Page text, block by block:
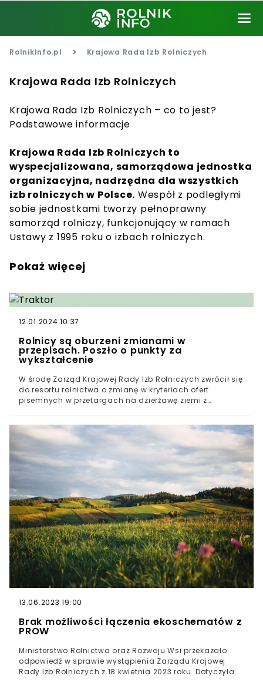
RolnikInfo.pl > Krajowa Rada Izb Rolniczych
Krajowa Rada Izb Rolniczych
Krajowa Rada Izb Rolniczych – co to jest?
Podstawowe informacje
Krajowa Rada Izb Rolniczych to
wyspecjalizowana, samorządowa jednostka
organizacyjna, nadrzędna dla wszystkich
izb rolniczych w Polsce. Wespół z podległymi
sobie jednostkami tworzy pełnoprawny
samorząd rolniczy, funkcjonujący w ramach
Ustawy z 1995 roku o izbach rolniczych.
Pokaż więcej
12.01.2024 10:37
Rolnicy są oburzeni zmianami w
przepisach. Poszło o punkty za
wykształcenie
W środę Zarząd Krajowej Rady Izb Rolniczych zwrócił się
do resortu rolnictwa o zmianę w kryteriach ofert
pisemnych w przetargach na dzierżawę ziemi z
13.06.2023 19:00
Brak możliwości łączenia ekoschematów z
PROW
Ministerstwo Rolnictwa oraz Rozwoju Wsi przekazało
odpowiedź w sprawie wystąpienia Zarządu Krajowej
Rady Izb Rolniczych z 18 kwietnia 2023 roku. Dotyczyła